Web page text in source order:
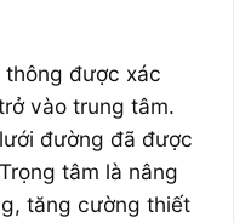
được xác
vào trung tâm.
đường đã được
tâm là nâng
tăng cường thiết